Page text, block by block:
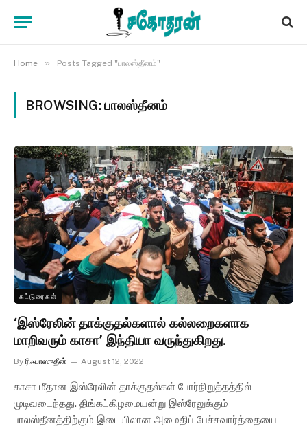
Home » Posts Tagged "பாலஸ்தீனம்"
BROWSING:பாலஸ்தீனம்
கட்டுரைகள்
‘இஸ்ரேலின் தாக்குதல்களால் கல்லறைகளாக
மாறிவரும் காசா’ இந்தியா வருந்துகிறது.
By ரிஃபாஸுதீன் August 12, 2022
காசா மீதான இஸ்ரேலின் தாக்குதல்கள் போர்நிறுத்தத்தில்
முடிவடைந்தது. திங்கட்கிழமையன்று இஸ்ரேலுக்கும்
பாலஸ்தீனத்திற்கும் இடையிலான அமைதிப் பேச்சுவார்த்தையை